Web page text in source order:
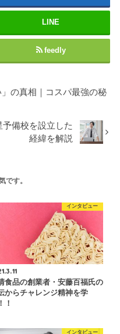
LINE
feedly
の真相｜コスパ最強の秘
備校を設立した
経緯を解説
です。
インタビュー
食品の創業者・安藤百福氏の
からチャレンジ精神を学
！
インタビュー